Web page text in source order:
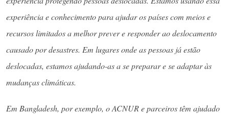
experiência e conhecimento para ajudar os países com meios e
recursos limitados a melhor prever e responder ao deslocamento
causado por desastres. Em lugares onde as pessoas já estão
deslocadas, estamos ajudando-as a se preparar e se adaptar às
mudanças climáticas.
Em Bangladesh, por exemplo, o ACNUR e parceiros têm ajudado